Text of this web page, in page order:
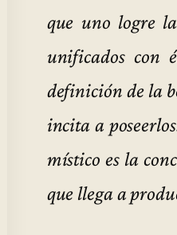
que uno logre
unificados con
definición de la
incita a
místico es la
que llega a